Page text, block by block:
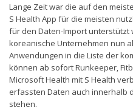
Lange Zeit war die auf den
S Health App für die meisten
für den Daten-Import unterstützt
koreanische Unternehmen nun
Anwendungen in die Liste der
können ab sofort Runkeeper,
Microsoft Health mit S Health
erfassten Daten auch innerhalb
stehen.